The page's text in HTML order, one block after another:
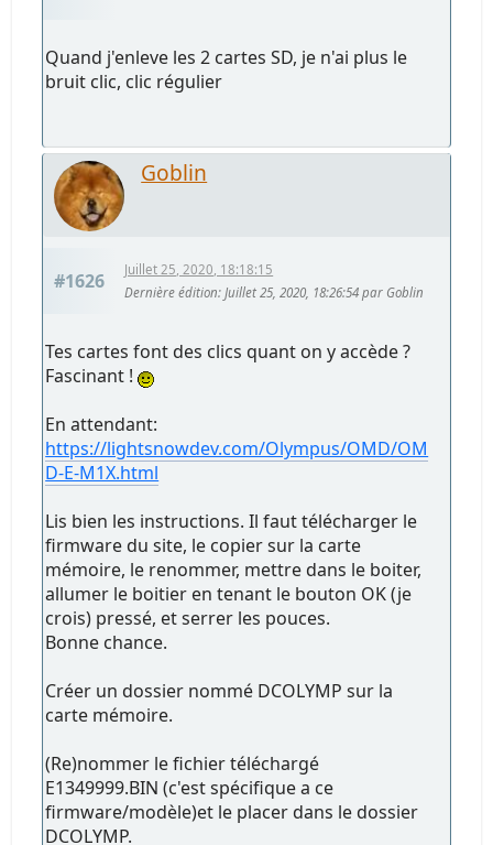
Quand j'enleve les 2 cartes SD, je n'ai plus le
bruit clic, clic régulier
Goblin
#1626
Juillet 25, 2020, 18:18:15
Dernière édition: Juillet 25, 2020, 18:26:54 par Goblin
Tes cartes font des clics quant on y accède ?
Fascinant !
En attendant:
https://lightsnowdev.com/Olympus/OMD/OM
D-E-M1X.html
Lis bien les instructions. Il faut télécharger le
firmware du site, le copier sur la carte
mémoire, le renommer, mettre dans le boiter,
allumer le boitier en tenant le bouton OK (je
crois) pressé, et serrer les pouces.
Bonne chance.
Créer un dossier nommé DCOLYMP sur la
carte mémoire.
(Re)nommer le fichier téléchargé
E1349999.BIN (c'est spécifique a ce
firmware/modèle)et le placer dans le dossier
DCOLYMP.